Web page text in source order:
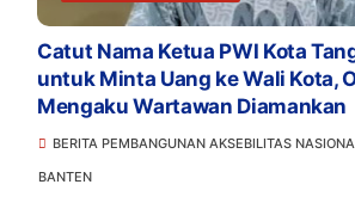
Catut Nama Ketua PWI Kota
untuk Minta Uang ke Wali Kota,
Mengaku Wartawan Diamankan
BERITA PEMBANGUNAN AKSEBILITAS
BANTEN